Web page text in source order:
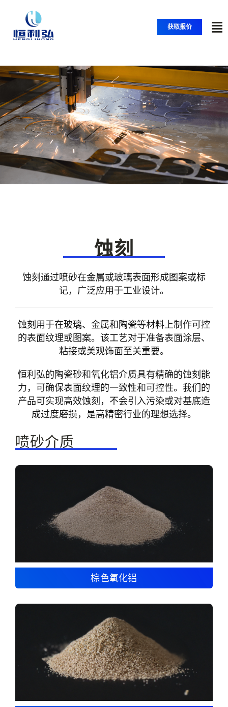
获取报价
切
导
航
产品
应用
解决方案
蚀刻
蚀刻通过喷砂在金属或玻璃表面形成图案或标
记，广泛应用于工业设计。
蚀刻用于在玻璃、金属和陶瓷等材料上制作可控
的表面纹理或图案。该工艺对于准备表面涂层、
粘接或美观饰面至关重要。
恒利弘的陶瓷砂和氧化铝介质具有精确的蚀刻能
力，可确保表面纹理的一致性和可控性。我们的
产品可实现高效蚀刻，不会引入污染或对基底造
成过度磨损，是高精密行业的理想选择。
喷砂介质
棕色氧化铝